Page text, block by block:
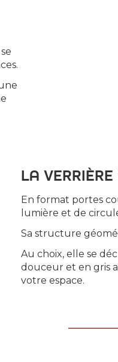
LA VERRIÈRE
En format portes
lumière et de
Sa structure
Au choix, elle se
douceur et en gris
votre espace.